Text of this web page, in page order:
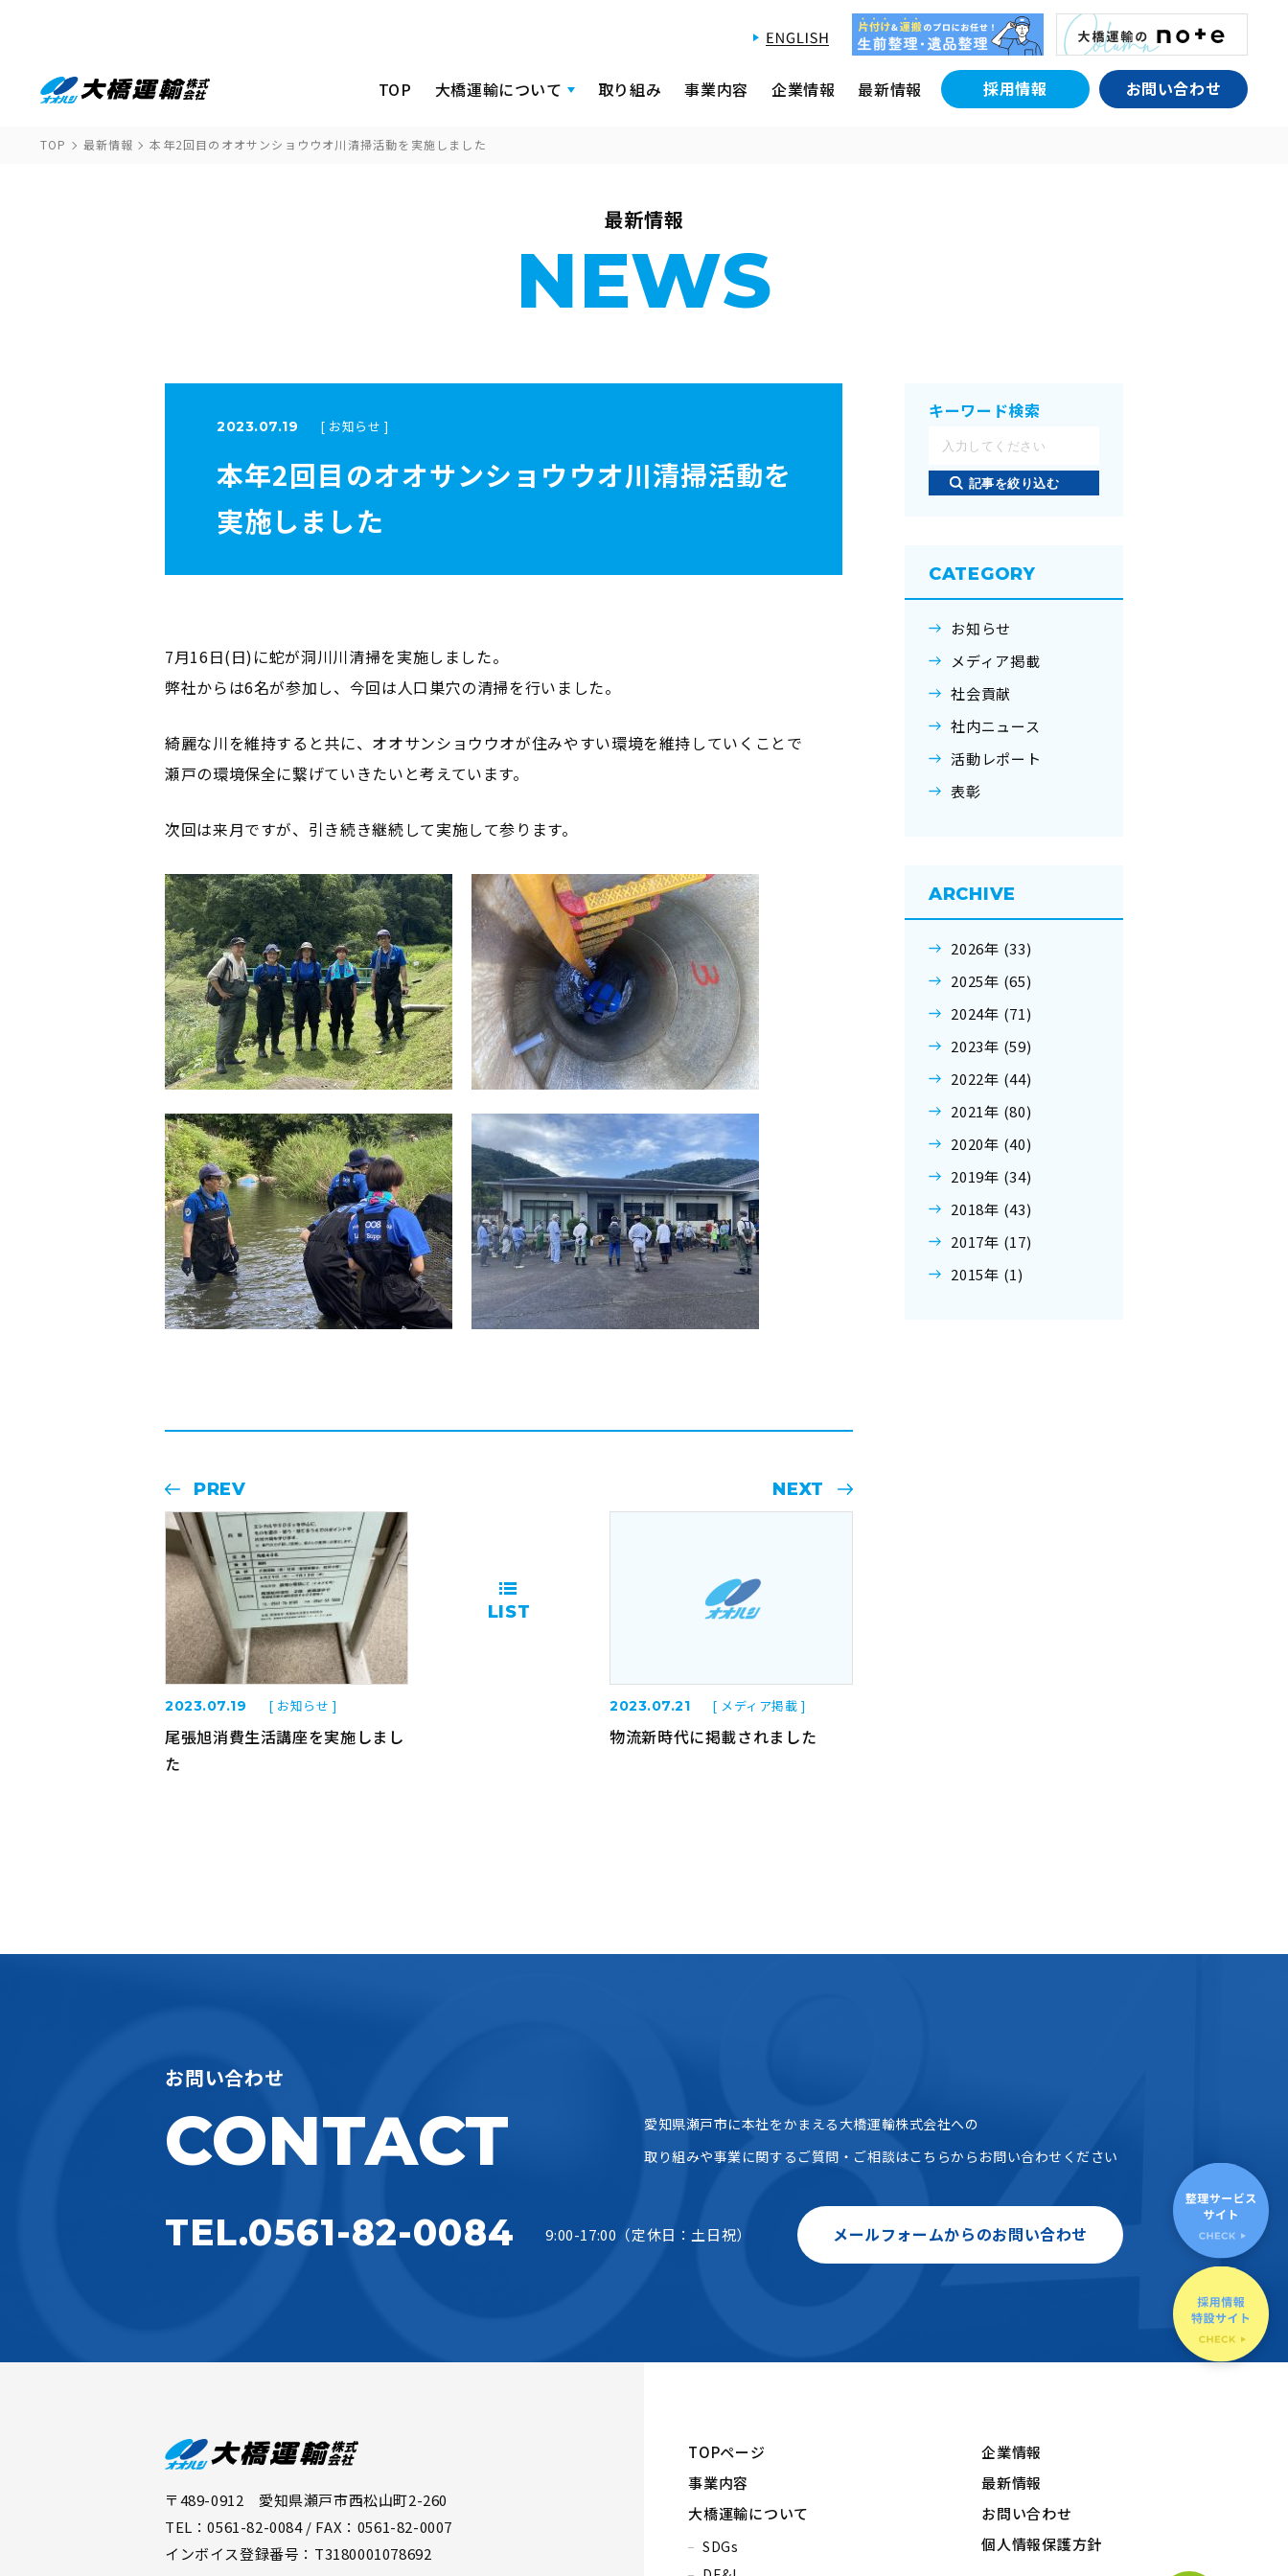
TOP 大橋運輸について 取り組み 事業内容 企業情報 最新情報 採用情報 お問い合わせ
TOP 最新情報 本年2回目のオオサンショウウオ川清掃活動を実施しました
最新情報
NEWS
2023.07.19 [ お知らせ ]
本年2回目のオオサンショウウオ川清掃活動を
実施しました
7月16日(日)に蛇が洞川川清掃を実施しました。
弊社からは6名が参加し、今回は人口巣穴の清掃を行いました。
綺麗な川を維持すると共に、オオサンショウウオが住みやすい環境を維持していくことで
瀬戸の環境保全に繋げていきたいと考えています。
次回は来月ですが、引き続き継続して実施して参ります。
PREV
2023.07.19 [ お知らせ ]
尾張旭消費生活講座を実施しまし
た
LIST
NEXT
2023.07.21 [ メディア掲載 ]
物流新時代に掲載されました
キーワード検索
記事を絞り込む
CATEGORY
お知らせ
メディア掲載
社会貢献
社内ニュース
活動レポート
表彰
ARCHIVE
2026年 (33)
2025年 (65)
2024年 (71)
2023年 (59)
2022年 (44)
2021年 (80)
2020年 (40)
2019年 (34)
2018年 (43)
2017年 (17)
2015年 (1)
お問い合わせ
CONTACT
愛知県瀬戸市に本社をかまえる大橋運輸株式会社への
取り組みや事業に関するご質問・ご相談はこちらからお問い合わせください
TEL.0561-82-0084 9:00-17:00（定休日：土日祝） メールフォームからのお問い合わせ
TOPページ
事業内容
大橋運輸について
SDGs
企業情報
最新情報
お問い合わせ
個人情報保護方針
〒489-0912 愛知県瀬戸市西松山町2-260
TEL：0561-82-0084 / FAX：0561-82-0007
インボイス登録番号：T3180001078692